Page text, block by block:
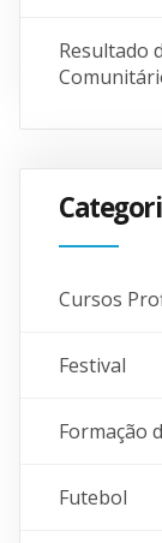
Resultado
Cursos
Festival
Formação
Futebol